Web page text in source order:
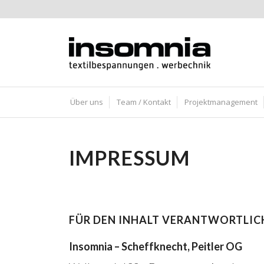
Über uns Team / Kontakt Projektmanagement
IMPRESSUM
FÜR DEN INHALT
Insomnia – Scheffknecht, Peitler OG